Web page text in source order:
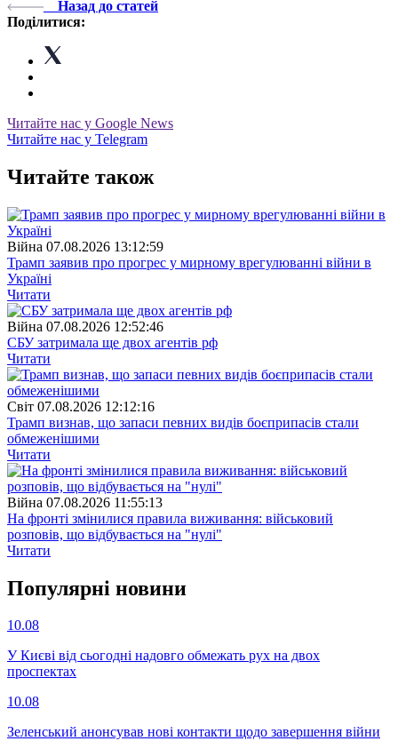
Назад до статей
Поділитися:
Читайте нас у Google News
Читайте нас у Telegram
Читайте також
Війна 07.08.2026 13:12:59
Трамп заявив про прогрес у мирному врегулюванні війни в
Україні
Читати
Війна 07.08.2026 12:52:46
СБУ затримала ще двох агентів рф
Читати
Свiт 07.08.2026 12:12:16
Трамп визнав, що запаси певних видів боєприпасів стали
обмеженішими
Читати
Війна 07.08.2026 11:55:13
На фронті змінилися правила виживання: військовий
розповів, що відбувається на "нулі"
Читати
Популярнi новини
10.08
У Києві від сьогодні надовго обмежать рух на двох
проспектах
10.08
Зеленський анонсував нові контакти щодо завершення війни